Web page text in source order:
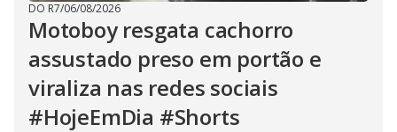
DO R7/06/08/2026
Motoboy resgata cachorro
assustado preso em portão e
viraliza nas redes sociais
#HojeEmDia #Shorts